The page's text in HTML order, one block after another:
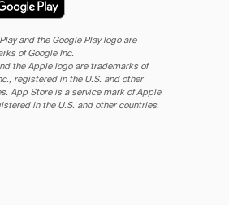
and the Google Play logo are
of Google Inc.
the Apple logo are trademarks of
registered in the U.S. and other
App Store is a service mark of Apple
in the U.S. and other countries.